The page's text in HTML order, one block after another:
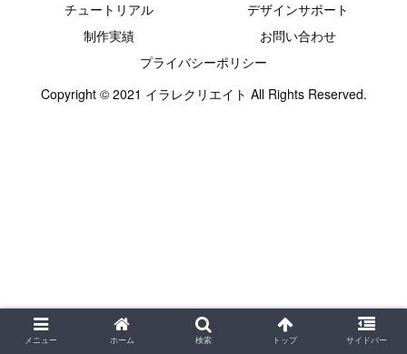
チュートリアル
デザインサポート
制作実績
お問い合わせ
プライバシーポリシー
Copyright © 2021 イラレクリエイト All Rights Reserved.
メニュー ホーム 検索 トップ サイドバー